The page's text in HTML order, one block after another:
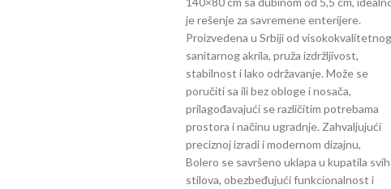
je rešenje za savremene enterijere.
Proizvedena u Srbiji od visokokvalitetnog
sanitarnog akrila, pruža izdržljivost,
stabilnost i lako održavanje. Može se
poručiti sa ili bez obloge i nosača,
prilagođavajući se različitim potrebama
prostora i načinu ugradnje. Zahvaljujući
preciznoj izradi i modernom dizajnu,
Bolero se savršeno uklapa u kupatila svih
stilova, obezbeđujući funkcionalnost i